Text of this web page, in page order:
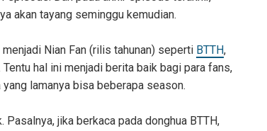
akan tayang seminggu kemudian.
Nian Fan (rilis tahunan) seperti BTTH,
hal ini menjadi berita baik bagi para fans,
lamanya bisa beberapa season.
jika berkaca pada donghua BTTH,